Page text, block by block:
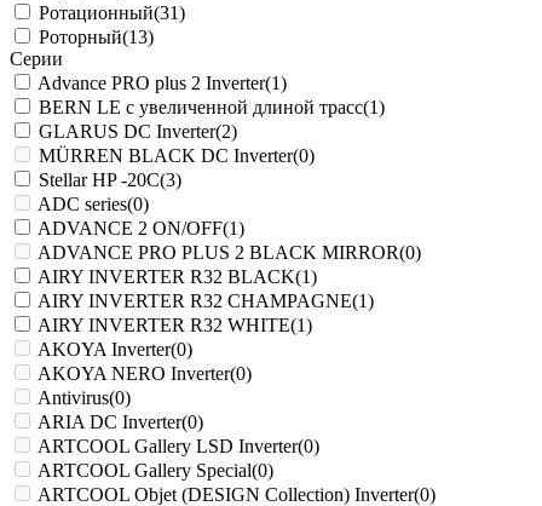
Ротационный(31)
Роторный(13)
Серии
Advance PRO plus 2 Inverter(1)
BERN LE с увеличенной длиной трасс(1)
GLARUS DC Inverter(2)
MÜRREN BLACK DC Inverter(0)
Stellar HP -20С(3)
ADC series(0)
ADVANCE 2 ON/OFF(1)
ADVANCE PRO PLUS 2 BLACK MIRROR(0)
AIRY INVERTER R32 BLACK(1)
AIRY INVERTER R32 CHAMPAGNE(1)
AIRY INVERTER R32 WHITE(1)
AKOYA Inverter(0)
AKOYA NERO Inverter(0)
Antivirus(0)
ARIA DC Inverter(0)
ARTCOOL Gallery LSD Inverter(0)
ARTCOOL Gallery Special(0)
ARTCOOL Objet (DESIGN Collection) Inverter(0)